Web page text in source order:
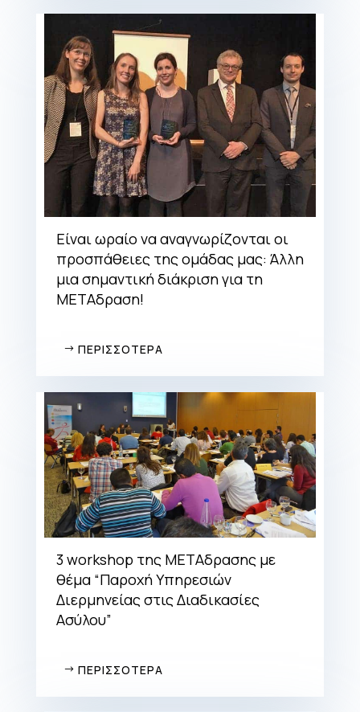
Είναι ωραίο να αναγνωρίζονται οι
προσπάθειες της ομάδας μας: Άλλη
μια σημαντική διάκριση για τη
ΜΕΤΑδραση!
ΠΕΡΙΣΣΟΤΕΡΑ
3 workshop της ΜΕΤΑδρασης με
θέμα “Παροχή Υπηρεσιών
Διερμηνείας στις Διαδικασίες
Ασύλου”
ΠΕΡΙΣΣΟΤΕΡΑ